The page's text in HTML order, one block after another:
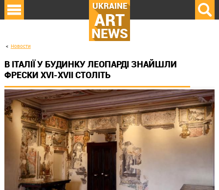
UKRAINE
ART
NEWS
Новости
В ІТАЛІЇ У БУДИНКУ ЛЕОПАРДІ ЗНАЙШЛИ
ФРЕСКИ XVI-XVII СТОЛІТЬ